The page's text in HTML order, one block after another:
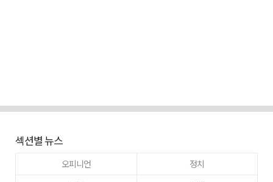
섹션별 뉴스
오피니언
정치